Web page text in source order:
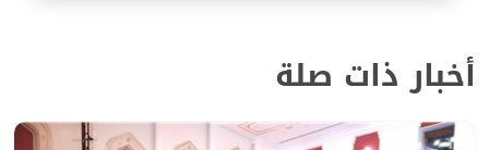
أخبار ذات صلة